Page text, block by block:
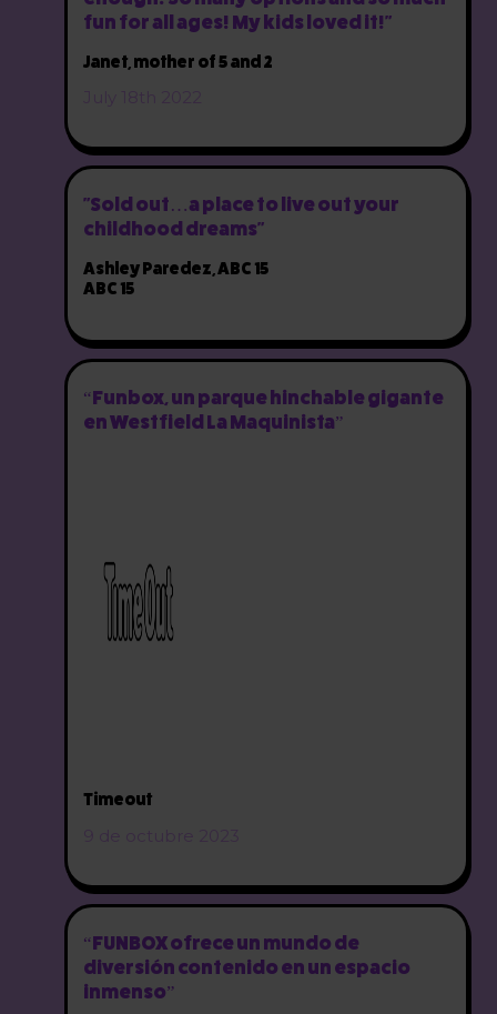
fun for all ages! My kids loved it!"
Janet, mother of 5 and 2
"Sold out…a place to live out your
childhood dreams"
Ashley Paredez, ABC 15
ABC 15
“Funbox, un parque hinchable gigante
en Westfield La Maquinista”
Timeout
“FUNBOX ofrece un mundo de
diversión contenido en un espacio
inmenso”